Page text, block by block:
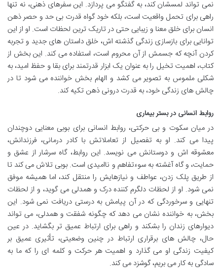
نمی تواند لمسشان کند، به گفتگو می پردازد. این سفرهای ذهنی، نه تنها
راهی برای تحمل واقعیت است، بلکه خود گواه قدرت بی حد و حصر ذهن
انسان برای خلق معنا و زیبایی حتی در تاریک ترین لحظات است. او از این
توانایی برای بازسازی زندگی گذشته اش، خلق داستان های جدید و تجربه
کردن آنچه که جسمش از آن محروم است، استفاده می کند. این بخش از
کتاب، اهمیت تخیل را به عنوان یک ابزار قدرتمند برای بقا و حفظ امید، به
شکلی ملموس به تصویر می کشد و الهام بخش خواننده می شود تا در
چالش های زندگی خود، به قدرت درونی ذهن تکیه کند.
روابط انسانی در بستر بیماری
در میان سکوت و بی حرکتی، روابط انسانی برای بوبی معنایی دوچندان
پیدا می کند. او به تفصیل از تعاملاتش با کادر درمانی، فرزندانش،
معشوقه اش و دوستانش می نویسد. این روابط، گاه سرشار از عشق و
حمایت، و گاه آغشته به سوءتفاهم و ناامیدی است. بوبی تلاش می کند تا
از طریق پلک زدن، عواطف و نیازهایش را منتقل کند، اما همیشه موفق
نمی شود. او از لحظات دلگرم کننده درک و همدلی می گوید، و از لحظات
تنهایی و سرخوردگی که در آن پیامش به درستی دریافت نمی شود. این
بخش، به خواننده نشان می دهد که چگونه شفقت و همدلی، می تواند
دیوارهای زندان را بشکند و راهی برای ارتباط عمیق تر بگشاید. در عین
حال، چالش های برقراری ارتباط در چنین وضعیتی، تأثیری عمیق بر
کیفیت زندگی او می گذارد و اهمیت هر حرکت و کلمه ای را که ما به
سادگی به کار می بریم، گوشزد می کند.